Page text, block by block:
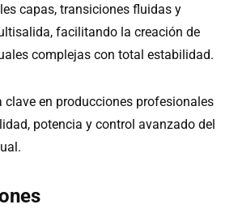
capas, transiciones fluidas y
facilitando la creación de
complejas con total estabilidad.
clave en producciones profesionales
potencia y control avanzado del